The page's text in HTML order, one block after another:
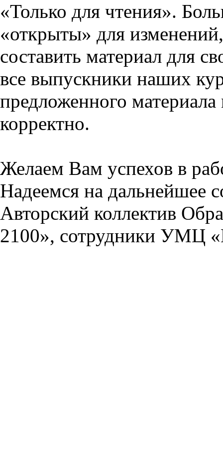
«Только для чтения».
«открыты» для
составить материал для
все выпускники наших
предложенного
корректно.
Желаем Вам успехов в
Надеемся на дальнейшее
Авторский коллектив
2100», сотрудники УМЦ